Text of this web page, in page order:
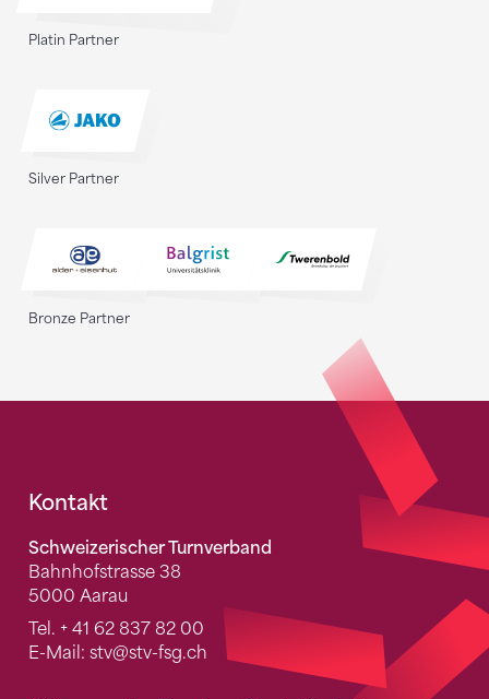
Platin Partner
Silver Partner
Bronze Partner
Fusszeile
Kontakt
Schweizerischer Turnverband
Bahnhofstrasse 38
5000 Aarau
Tel. + 41 62 837 82 00
E-Mail: stv@stv-fsg.ch